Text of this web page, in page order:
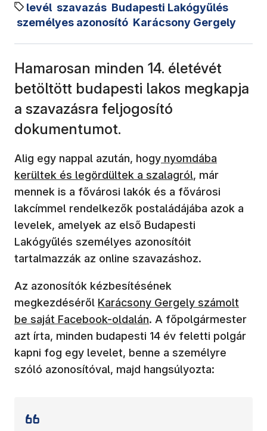
levél szavazás Budapesti Lakógyűlés
személyes azonosító Karácsony Gergely
Hamarosan minden 14. életévét
betöltött budapesti lakos megkapja
a szavazásra feljogosító
dokumentumot.
Alig egy nappal azután, hogy(új ablakban nyílik
nyomdába
kerültek és legördültek a szalagról, már
mennek is a fővárosi lakók és a fővárosi
lakcímmel rendelkezők postaládájába azok a
levelek, amelyek az első Budapesti
Lakógyűlés személyes azonosítóit
tartalmazzák az online szavazáshoz.
Az azonosítók kézbesítésének
megkezdéséről Karácsony Gergely számolt
be saját Facebook-oldalán. A főpolgármester
azt írta, minden budapesti 14 év feletti polgár
kapni fog egy levelet, benne a személyre
szóló azonosítóval, majd hangsúlyozta: